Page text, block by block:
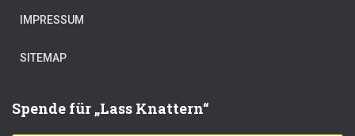
IMPRESSUM
SITEMAP
Spende für „Lass Knattern“